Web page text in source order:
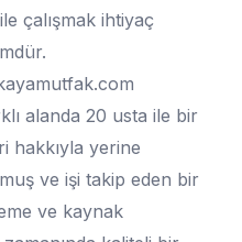
çalışmak ihtiyaç
alanda 20 usta ile bir
hakkıyla yerine
ve işi takip eden bir
ve kaynak